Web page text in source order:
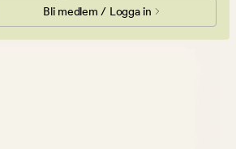
Bli medlem / Logga in